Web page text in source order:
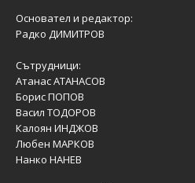
Основател и редактор:
Радко ДИМИТРОВ
Сътрудници:
Атанас АТАНАСОВ
Борис ПОПОВ
Васил ТОДОРОВ
Калоян ИНДЖОВ
Любен МАРКОВ
Нанко НАНЕВ